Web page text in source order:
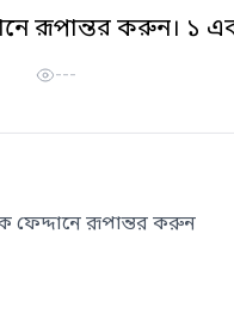
রূপান্তর করুন। ১
---
ফেদ্দানে রূপান্তর করুন